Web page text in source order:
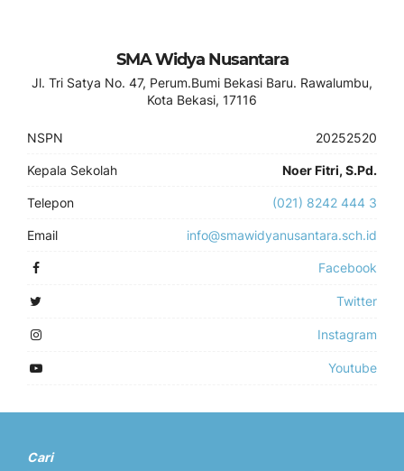
SMA Widya Nusantara
Jl. Tri Satya No. 47, Perum.Bumi Bekasi Baru. Rawalumbu,
Kota Bekasi, 17116
NSPN 20252520
Kepala Sekolah Noer Fitri, S.Pd.
Telepon (021) 8242 444 3
Email info@smawidyanusantara.sch.id
Facebook
Twitter
Instagram
Youtube
Cari